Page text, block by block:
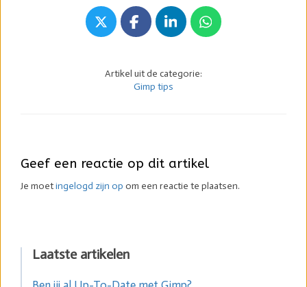
Artikel uit de categorie:
Gimp tips
Geef een reactie op dit artikel
Je moetingelogd zijn op om een reactie te plaatsen.
Laatste artikelen